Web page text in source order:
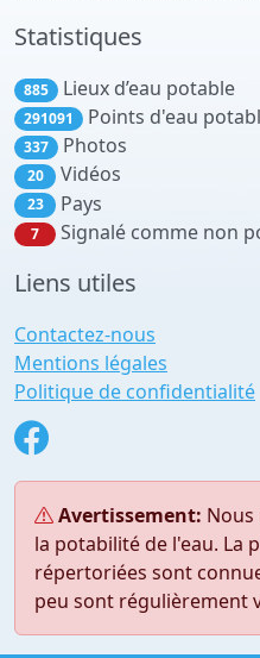
Statistiques
885 Lieux d’eau potable
291091 Points d'eau
337 Photos
20 Vidéos
23 Pays
7 Signalé comme non
Liens utiles
Contactez-nous
Mentions légales
Politique de confidentialité
Avertissement:
la potabilité de l'eau. La
répertoriées sont
peu sont régulièrement